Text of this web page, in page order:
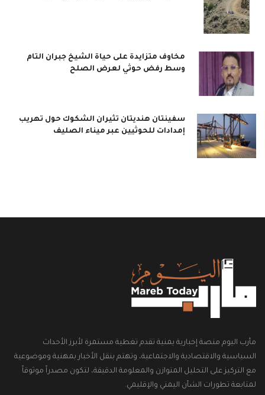
مخاوف متزايدة على حياة الشيخ جبران التام
وسط رفض حوثي لعرض الصلح
سفينتان هنديتان تثيران الشكوك حول تهريب
إمدادات للحوثيين عبر ميناء الصليف
مأرب اليوم منصة إخبارية يمنية تقدم تغطية مستمرة لأبرز الأحداث
السياسية والاقتصادية والاجتماعية، وتهتم بنقل الأخبار بمهنية وموضوعية
مع التركيز على التحليل المتوازن والمعلومة الدقيقة، لتكون مصدراً موثوقاً
لمتابعة تطورات الشأن اليمني والإقليمي.